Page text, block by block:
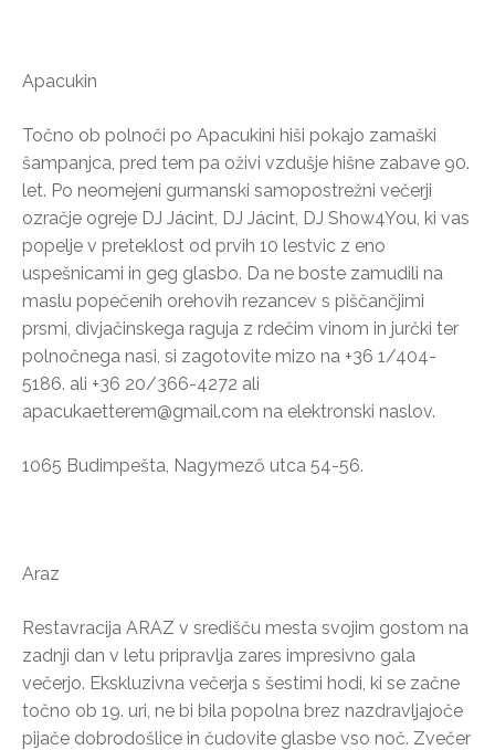
Apacukin
Točno ob polnoči po Apacukini hiši pokajo zamaški
šampanjca, pred tem pa oživi vzdušje hišne zabave 90.
let. Po neomejeni gurmanski samopostrežni večerji
ozračje ogreje DJ Jácint, DJ Jácint, DJ Show4You, ki vas
popelje v preteklost od prvih 10 lestvic z eno
uspešnicami in geg glasbo. Da ne boste zamudili na
maslu popečenih orehovih rezancev s piščančjimi
prsmi, divjačinskega raguja z rdečim vinom in jurčki ter
polnočnega nasi, si zagotovite mizo na +36 1/404-
5186. ali +36 20/366-4272 ali
apacukaetterem@gmail.com na elektronski naslov.
1065 Budimpešta, Nagymező utca 54-56.
Araz
Restavracija ARAZ v središču mesta svojim gostom na
zadnji dan v letu pripravlja zares impresivno gala
večerjo. Ekskluzivna večerja s šestimi hodi, ki se začne
točno ob 19. uri, ne bi bila popolna brez nazdravljajoče
pijače dobrodošlice in čudovite glasbe vso noč. Zvečer